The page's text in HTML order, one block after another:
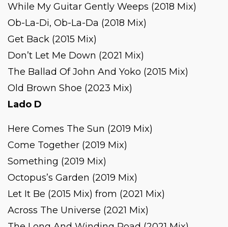
While My Guitar Gently Weeps (2018 Mix)
Ob-La-Di, Ob-La-Da (2018 Mix)
Get Back (2015 Mix)
Don’t Let Me Down (2021 Mix)
The Ballad Of John And Yoko (2015 Mix)
Old Brown Shoe (2023 Mix)
Lado D
Here Comes The Sun (2019 Mix)
Come Together (2019 Mix)
Something (2019 Mix)
Octopus’s Garden (2019 Mix)
Let It Be (2015 Mix) from (2021 Mix)
Across The Universe (2021 Mix)